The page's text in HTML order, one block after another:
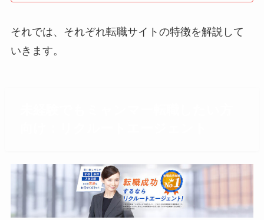
それでは、それぞれ転職サイトの特徴を解説して
いきます。